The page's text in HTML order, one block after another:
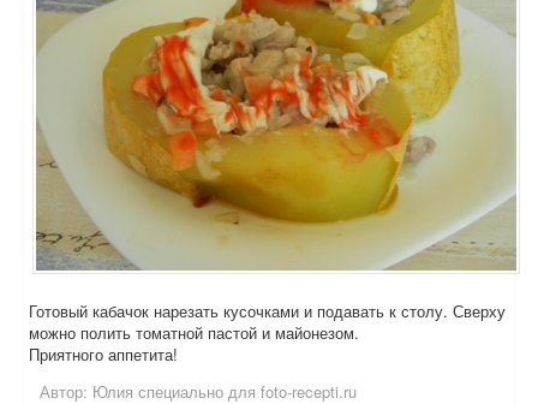
Готовый кабачок нарезать кусочками и подавать к столу. Сверху
можно полить томатной пастой и майонезом.
Приятного аппетита!
Автор: Юлия специально для foto-recepti.ru